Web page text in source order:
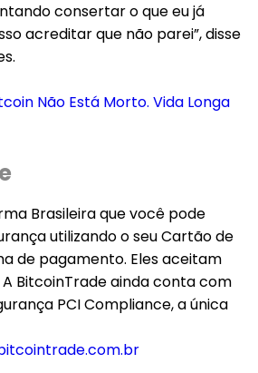
consertar o que eu já
acreditar que não parei”, disse
Não Está Morto. Vida Longa
Brasileira que você pode
utilizando o seu Cartão de
de pagamento. Eles aceitam
BitcoinTrade ainda conta com
PCI Compliance, a única